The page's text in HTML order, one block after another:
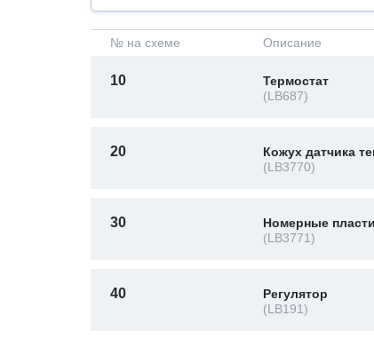
№ на схеме Описание
10
Термостат
(LB687)
20
Кожух датчика
(LB3770)
30
Номерные
(LB3771)
40
Регулятор
(LB191)